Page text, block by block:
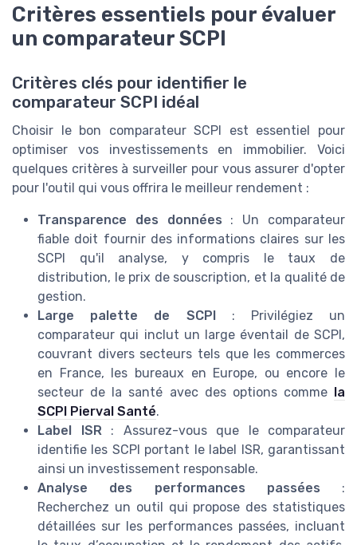
Critères essentiels pour évaluer
un comparateur SCPI
Critères clés pour identifier le
comparateur SCPI idéal
Choisir le bon comparateur SCPI est essentiel pour
optimiser vos investissements en immobilier. Voici
quelques critères à surveiller pour vous assurer d'opter
pour l'outil qui vous offrira le meilleur rendement :
Transparence des données : Un comparateur
fiable doit fournir des informations claires sur les
SCPI
qu'il analyse, y compris le taux de
distribution, le prix de souscription, et la qualité de
gestion.
Large palette de SCPI
: Privilégiez un
comparateur qui inclut un large éventail de SCPI ,
couvrant divers secteurs tels que les commerces
en France, les bureaux en Europe, ou encore le
secteur de la santé avec des options comme
la
SCPI Pierval Santé.
Label
ISR: Assurez-vous que le comparateur
identifie les SCPI portant le label ISR, garantissant
ainsi un investissement responsable.
Analyse des performances passées :
Recherchez un outil qui propose des statistiques
détaillées sur les performances passées, incluant